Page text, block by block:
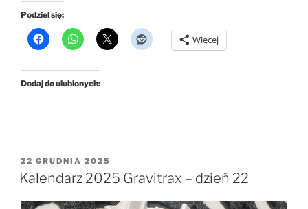
–
23”
Podziel się:
Więcej
Dodaj do ulubionych:
OPUBLIKOWANE
W
22 GRUDNIA 2025
Kalendarz 2025 Gravitrax – dzień 22